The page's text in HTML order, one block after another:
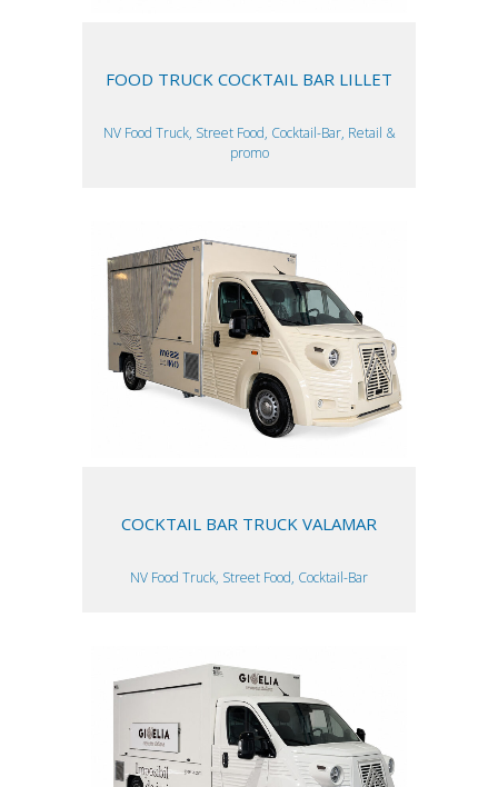
FOOD TRUCK COCKTAIL BAR LILLET
NV Food Truck, Street Food, Cocktail-Bar, Retail &
promo
COCKTAIL BAR TRUCK VALAMAR
NV Food Truck, Street Food, Cocktail-Bar